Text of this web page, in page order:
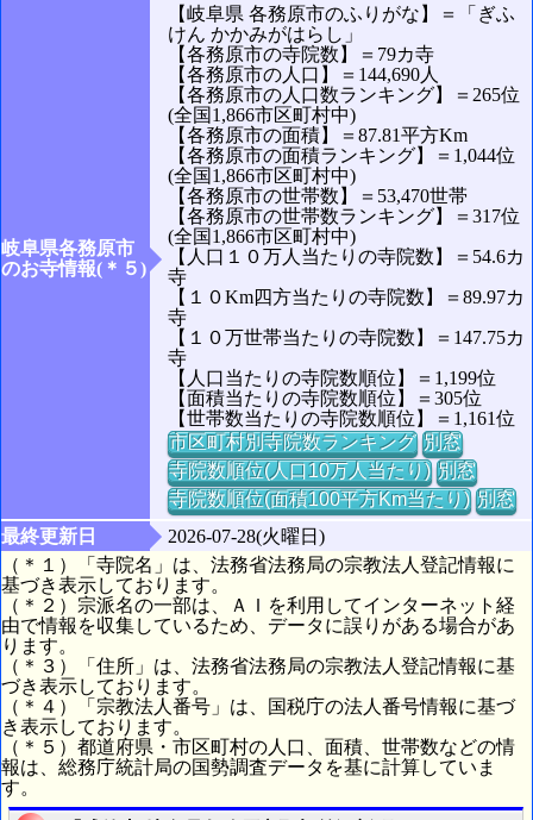
岐阜県各務原市
のお寺情報(＊５)
【岐阜県 各務原市のふりがな】＝「ぎふ
けん かかみがはらし」
【各務原市の寺院数】＝79カ寺
【各務原市の人口】＝144,690人
【各務原市の人口数ランキング】＝265位
(全国1,866市区町村中)
【各務原市の面積】＝87.81平方Km
【各務原市の面積ランキング】＝1,044位
(全国1,866市区町村中)
【各務原市の世帯数】＝53,470世帯
【各務原市の世帯数ランキング】＝317位
(全国1,866市区町村中)
【人口１０万人当たりの寺院数】＝54.6カ
寺
【１０Km四方当たりの寺院数】＝89.97カ
寺
【１０万世帯当たりの寺院数】＝147.75カ
寺
【人口当たりの寺院数順位】＝1,199位
【面積当たりの寺院数順位】＝305位
【世帯数当たりの寺院数順位】＝1,161位
市区町村別寺院数ランキング 別窓
寺院数順位(人口10万人当たり) 別窓
寺院数順位(面積100平方Km当たり) 別窓
最終更新日
2026-07-28(火曜日)
（＊１）「寺院名」は、法務省法務局の宗教法人登記情報に
基づき表示しております。
（＊２）宗派名の一部は、ＡＩを利用してインターネット経
由で情報を収集しているため、データに誤りがある場合があ
ります。
（＊３）「住所」は、法務省法務局の宗教法人登記情報に基
づき表示しております。
（＊４）「宗教法人番号」は、国税庁の法人番号情報に基づ
き表示しております。
（＊５）都道府県・市区町村の人口、面積、世帯数などの情
報は、総務庁統計局の国勢調査データを基に計算していま
す。